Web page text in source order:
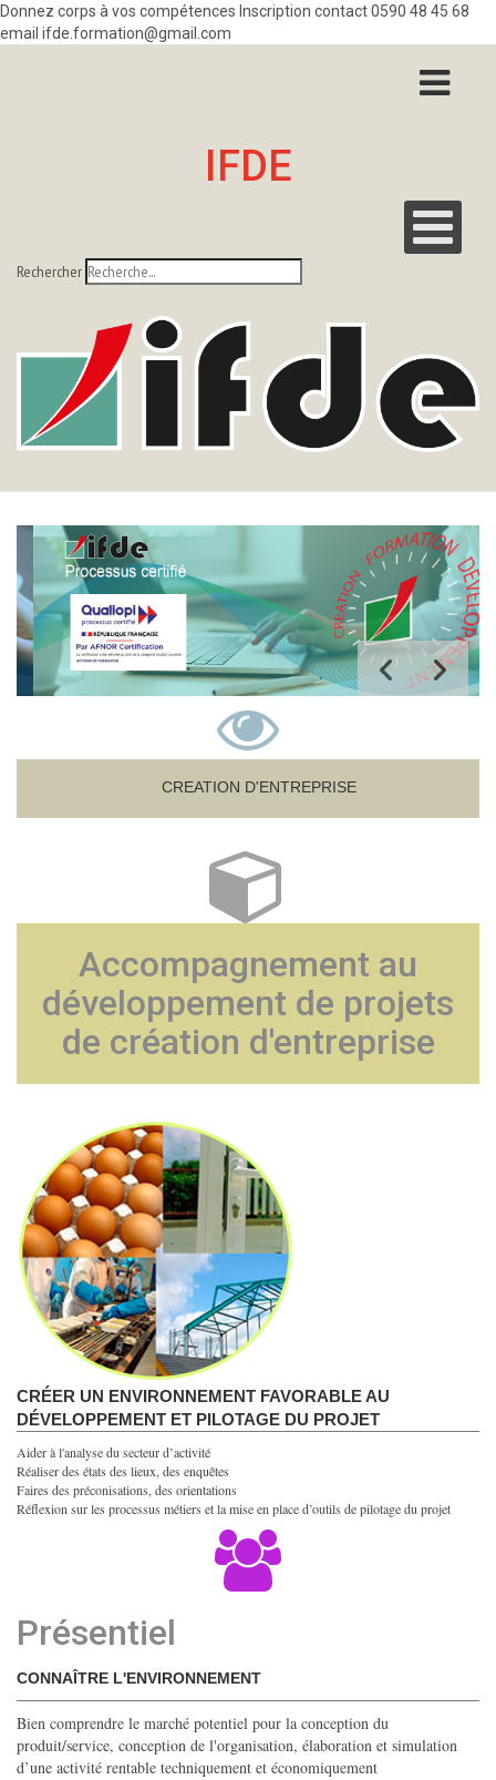
Donnez corps à vos compétences Inscription contact 0590 48 45 68
email ifde.formation@gmail.com
IFDE
Rechercher
CREATION D'ENTREPRISE
Accompagnement au
développement de projets
de création d'entreprise
CRÉER UN ENVIRONNEMENT FAVORABLE AU
DÉVELOPPEMENT ET PILOTAGE DU PROJET
Aider à l'analyse du secteur d’activité
Réaliser des états des lieux, des enquêtes
Faires des préconisations, des orientations
Réflexion sur les processus métiers et la mise en place d’outils de pilotage du projet
Présentiel
CONNAÎTRE L'ENVIRONNEMENT
Bien comprendre le marché potentiel pour la conception du
produit/service, conception de l'organisation, élaboration et simulation
d’une activité rentable techniquement et économiquement